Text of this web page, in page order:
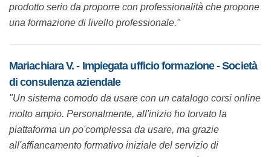
prodotto serio da proporre con professionalità che propone
una formazione di livello professionale."
Mariachiara V. - Impiegata ufficio formazione - Società
di consulenza aziendale
"Un sistema comodo da usare con un catalogo corsi online
molto ampio. Personalmente, all'inizio ho torvato la
piattaforma un po'complessa da usare, ma grazie
all'affiancamento formativo iniziale del servizio di